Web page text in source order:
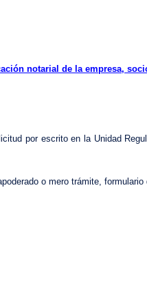
notarial de la empresa,
por escrito en la Unidad
o mero trámite,